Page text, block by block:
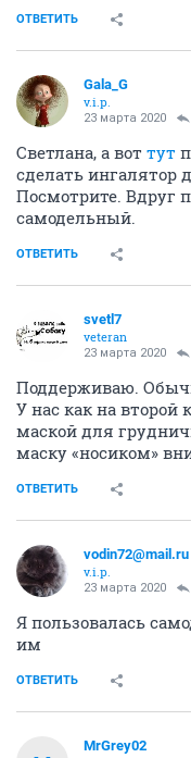
ОТВЕТИТЬ
Gala_G
v.i.p.
23 марта 2020
Светлана, а вот тут
сделать ингалятор
Посмотрите. Вдруг
самодельный.
ОТВЕТИТЬ
svetl7
veteran
23 марта 2020
Поддерживаю.
У нас как на второй
маской для
маску «носиком»
ОТВЕТИТЬ
vodin72@mail.ru
v.i.p.
23 марта 2020
Я пользовалась
им
ОТВЕТИТЬ
MrGrey02